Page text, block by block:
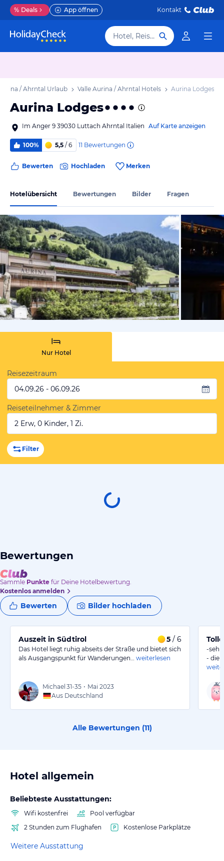
% Deals App öffnen Kontakt
Hotel, Reiseziel
/ Ahrntal Urlaub Valle Aurina / Ahrntal Hotels Aurina Lodges
Aurina Lodges
Im Anger 9 39030 Luttach Ahrntal Italien Auf Karte anzeigen
100% 5,5 / 6 11 Bewertungen
Bewerten Hochladen Merken
Hotelübersicht Bewertungen Bilder Fragen
Nur Hotel
Reisezeitraum
04.09.26 - 06.09.26
Reiseteilnehmer & Zimmer
2 Erw, 0 Kinder, 1 Zi.
Filter
Bewertungen
Sammle Punkte für Deine Hotelbewertung.
Kostenlos anmelden
Bewerten Bilder hochladen
Auszeit in Südtirol 5 / 6
Das Hotel liegt ruhig abseits der Straße und bietet sich
als Ausgangspunkt für Wanderungen…
weiterlesen
Michael 31-35 • Mai 2023
Aus Deutschland
-sehr
- die
Alle Bewertungen (11)
Hotel allgemein
Beliebteste Ausstattungen:
Wifi kostenfrei
Pool verfügbar
2 Stunden zum Flughafen
Kostenlose Parkplätze
Weitere Ausstattung